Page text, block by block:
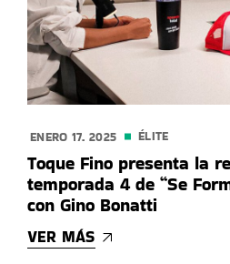
ENERO 17. 2025 ÉLITE
Toque Fino presenta la
temporada 4 de “Se
con Gino Bonatti
VER MÁS